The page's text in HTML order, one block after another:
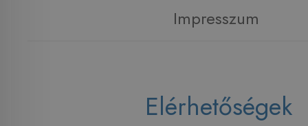
Impresszum
Elérhetőségek